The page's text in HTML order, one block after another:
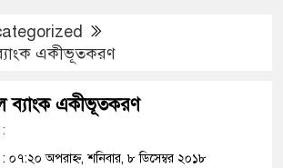
রিকশা
দাঁড়াবে : ডা. জুবাইদা রহমান
ফ্যাসিবাদবিরোধী আন্দোলনে
একীভূতকরণ
ব্যাংক একীভূতকরণ
:
অপরাহ্ন, শনিবার, ৮ ডিসেম্বর ২০১৮